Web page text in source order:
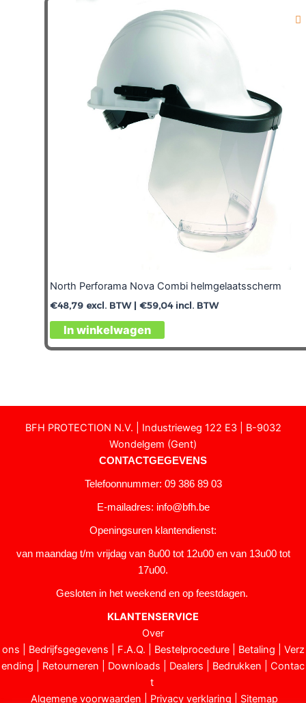
North Perforama Nova Combi helmgelaatsscherm
€48,79 excl. BTW | €59,04incl. BTW
In winkelwagen
BFH PROTECTION N.V. | Industrieweg 122 E3 | B-9032
Wondelgem (Gent)
CONTACTGEGEVENS
Telefoonnummer: 09 386 89 03
E-mailadres: info@bfh.be
Openingsuren klantendienst:
van maandag t/m vrijdag van 8u00 tot 12u00 en van 13u00 tot
17u00.
Gesloten in het weekend en op feestdagen.
KLANTENSERVICE
Over
ons
Bedrijfsgegevens F.A.Q. Bestelprocedure| Betaling
Verz
ending
Retourneren Downloads Dealers Bedrukken
Contac
t
Algemene voorwaarden
Privacy verklaring Sitemap